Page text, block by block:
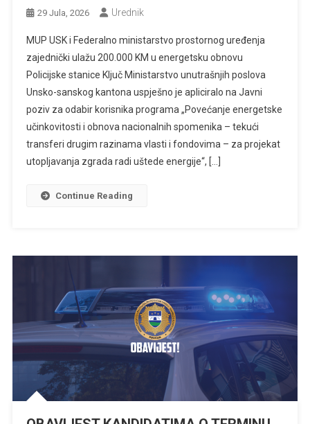
29 Jula, 2026 Urednik
MUP USK i Federalno ministarstvo prostornog uređenja
zajednički ulažu 200.000 KM u energetsku obnovu
Policijske stanice Ključ Ministarstvo unutrašnjih poslova
Unsko-sanskog kantona uspješno je apliciralo na Javni
poziv za odabir korisnika programa „Povećanje energetske
učinkovitosti i obnova nacionalnih spomenika – tekući
transferi drugim razinama vlasti i fondovima – za projekat
utopljavanja zgrada radi uštede energije“, […]
Continue Reading